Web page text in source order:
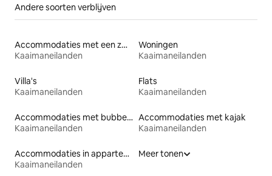
Andere soorten verblijven
Accommodaties met een zwembad
Kaaimaneilanden
Woningen
Kaaimaneilanden
Villa's
Kaaimaneilanden
Flats
Kaaimaneilanden
Accommodaties met bubbelbad
Kaaimaneilanden
Accommodaties met kajak
Kaaimaneilanden
Accommodaties in appartementen met diensten
Kaaimaneilanden
Meer tonen